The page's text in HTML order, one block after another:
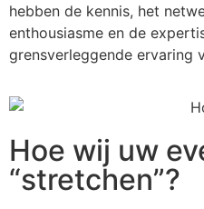
hebben de kennis, het
enthousiasme en de
grensverleggende ervaring
Hoe wij uw
“stretchen”?